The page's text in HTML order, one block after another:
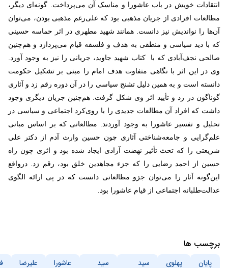
انتقادات خویش در باب عاشورا و مناسک آن میپرداخت. گونهای دیگر،
مطالعات افرادی از جریان مذهبی بود که علیرغم مذهبی بودن، میتوان
آنها را نواندیش نیز دانست. همانند شهید مطهری در اثر حماسه حسینی
که با دید سیاسی و منطقی به هدف و فلسفه قیام میپردازد و همچنین
صالحی نجفآبادی که با کتاب شهید جاوید، جریانی را نیز به وجود آورد.
وی در این اثر با نگاهی متفاوت هدف امام را مبنی بر تشکیل حکومت
دانسته است و به همین دلیل تشنج سیاسی را در آن دوره رقم زد و آثاری
گوناگون در رد و تأیید اثر وی شکل گرفت. همچنین جریان دیگری وجود
داشت که افراد آن مطالعات جدیدی را با رویکرد اجتماعی و سیاسی در
تحلیل و تفسیر عاشورا به وجود آوردند. مطالعاتی که بر اساس مبانی
علمگرایی و جامعهشناختی آثاری چون حسین وارث آدم از دکتر علی
شریعتی را که تحث تأثیر نهضت آزادی ایجاد شده بود و اثری چون راه
حسین از احمد رضایی را که جزء مجاهدین خلق بود، رقم زد. درواقع
اینگونه آثار را میتوان جزو مطالعاتی دانست که در پی ارائه الگوی
عدالتطلبانه اجتماعی از قیام عاشورا بود.
برچسب ها
پایان پهلوی سید سید عاشورا علیرضا